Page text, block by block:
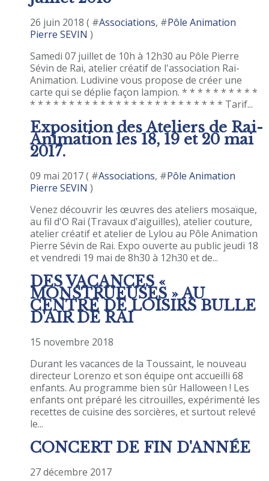
26 juin 2018 ( #Associations, #Pôle Animation
Pierre SEVIN )
Samedi 07 juillet de 10h à 12h30 au Pôle Pierre
Sévin de Rai, atelier créatif de l'association Rai-
Animation. Ludivine vous propose de créer une
carte qui se déplie façon lampion. * * * * * * * * * *
* * * * * * * * * * * * * * * * * * * * * * * * * Tarif...
Exposition des Ateliers de Rai-
Animation les 18, 19 et 20 mai
2017.
09 mai 2017 ( #Associations, #Pôle Animation
Pierre SEVIN )
Venez découvrir les œuvres des ateliers mosaïque,
au fil d'O Rai (Travaux d'aiguilles), atelier couture,
atelier créatif et atelier de Lylou au Pôle Animation
Pierre Sévin de Rai. Expo ouverte au public jeudi 18
et vendredi 19 mai de 8h30 à 12h30 et de...
DES VACANCES «
MONSTRUEUSES » AU
CENTRE DE LOISIRS BULLE
D'AIR DE RAI
15 novembre 2018
Durant les vacances de la Toussaint, le nouveau
directeur Lorenzo et son équipe ont accueilli 68
enfants. Au programme bien sûr Halloween ! Les
enfants ont préparé les citrouilles, expérimenté les
recettes de cuisine des sorcières, et surtout relevé
le...
CONCERT DE FIN D'ANNÉE
27 décembre 2017